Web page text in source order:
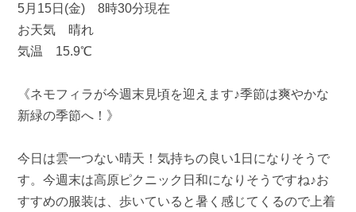
5月15日(金) 8時30分現在
お天気 晴れ
気温 15.9℃
《ネモフィラが今週末見頃を迎えます♪季節は爽やかな
新緑の季節へ！》
今日は雲一つない晴天！気持ちの良い1日になりそうで
す。今週末は高原ピクニック日和になりそうですね♪お
すすめの服装は、歩いていると暑く感じてくるので上着